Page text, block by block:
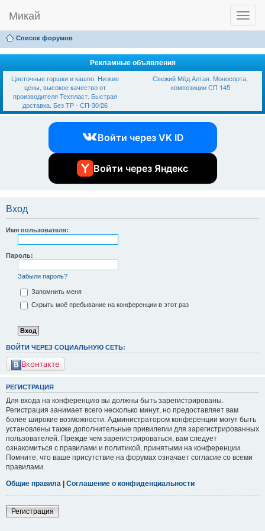
T
o
g
l
n
a
g
Микай
Ссылки Вход
Список форумов
Рекламные объявления
Цветочные горшки и кашпо. Низкие
цены, высокое качество от
производителя Техпласт. Быстрая
доставка. Без ТР - СП-30/26
Свежий Мёд Алтая. Моносорта,
композиции СП 145
Войти через VK ID
Войти через Яндекс
Вход
Имя пользователя:
Пароль:
Забыли пароль?
Запомнить меня
Скрыть моё пребывание на конференции в этот раз
ВОЙТИ ЧЕРЕЗ СОЦИАЛЬНУЮ СЕТЬ:
Вконтакте
РЕГИСТРАЦИЯ
Для входа на конференцию вы должны быть зарегистрированы.
Регистрация занимает всего несколько минут, но предоставляет вам
более широкие возможности. Администратором конференции могут быть
установлены также дополнительные привилегии для зарегистрированных
пользователей. Прежде чем зарегистрироваться, вам следует
ознакомиться с правилами и политикой, принятыми на конференции.
Помните, что ваше присутствие на форумах означает согласие со всеми
правилами.
Общие правила
Соглашение о конфиденциальности
Регистрация